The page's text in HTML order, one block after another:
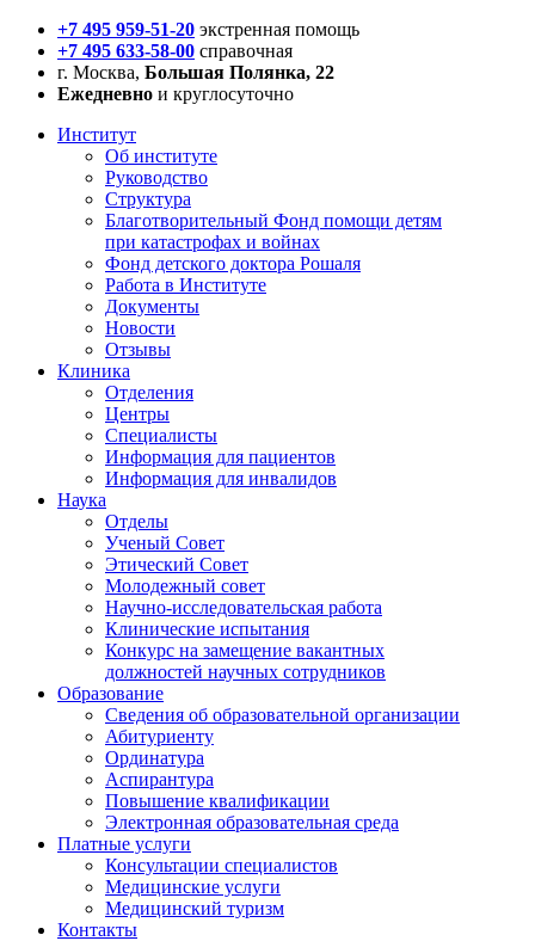
+7 495 959-51-20 экстренная помощь
+7 495 633-58-00 справочная
г. Москва, Большая Полянка, 22
Ежедневно и круглосуточно
Институт
Об институте
Руководство
Структура
Благотворительный Фонд помощи детям
при катастрофах и войнах
Фонд детского доктора Рошаля
Работа в Институте
Документы
Новости
Отзывы
Клиника
Отделения
Центры
Специалисты
Информация для пациентов
Информация для инвалидов
Наука
Отделы
Ученый Совет
Этический Совет
Молодежный совет
Научно-исследовательская работа
Клинические испытания
Конкурс на замещение вакантных
должностей научных сотрудников
Образование
Сведения об образовательной организации
Абитуриенту
Ординатура
Аспирантура
Повышение квалификации
Электронная образовательная среда
Платные услуги
Консультации специалистов
Медицинские услуги
Медицинский туризм
Контакты